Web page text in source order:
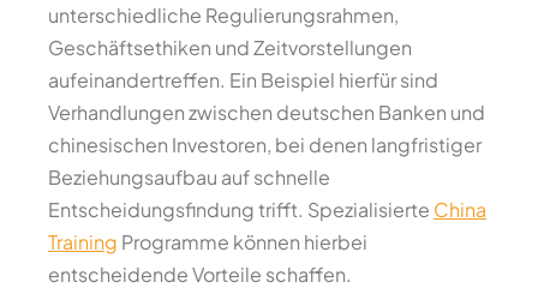
unterschiedliche Regulierungsrahmen,
Geschäftsethiken und Zeitvorstellungen
aufeinandertreffen. Ein Beispiel hierfür sind
Verhandlungen zwischen deutschen Banken und
chinesischen Investoren, bei denen langfristiger
Beziehungsaufbau auf schnelle
Entscheidungsfindung trifft. Spezialisierte China
Training Programme können hierbei
entscheidende Vorteile schaffen.